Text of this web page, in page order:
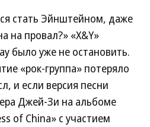
стать Эйнштейном, даже
на провал?» «X&Y»
было уже не остановить.
«рок-группа» потеряло
и если версия песни
Джей-Зи на альбоме
of China» с участием